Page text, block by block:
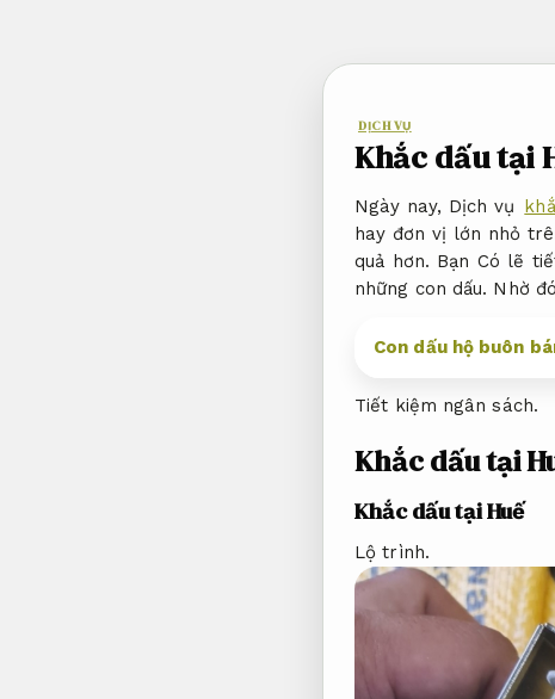
DỊCH VỤ
Khắc dấu tại
Ngày nay, Dịch vụ
hay đơn vị lớn nhỏ
quả hơn. Bạn Có lẽ
những con dấu. Nhờ
Con dấu hộ buôn
Tiết kiệm ngân sách.
Khắc dấu tại
Khắc dấu tại Huế
Lộ trình.